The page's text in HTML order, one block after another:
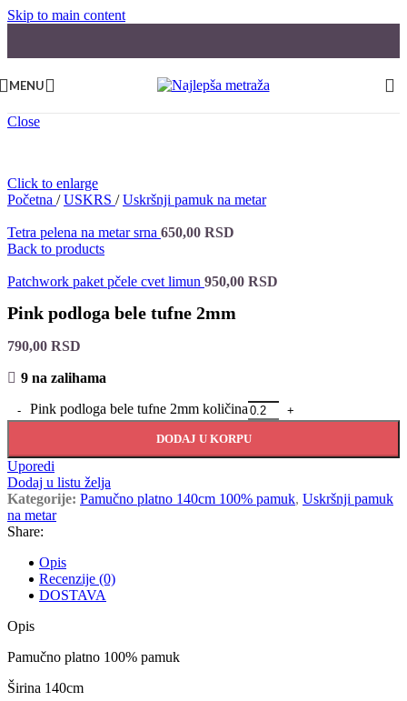
Skip to main content
MENU
Close
Click to enlarge
Početna / USKRS / Uskršnji pamuk na metar
Tetra pelena na metar srna 650,00 RSD
Back to products
Patchwork paket pčele cvet limun 950,00 RSD
Pink podloga bele tufne 2mm
790,00 RSD
9 na zalihama
Pink podloga bele tufne 2mm količina
DODAJ U KORPU
Uporedi
Dodaj u listu želja
Kategorije: Pamučno platno 140cm 100% pamuk, Uskršnji pamuk
na metar
Share:
Opis
Recenzije (0)
DOSTAVA
Opis
Pamučno platno 100% pamuk
Širina 140cm